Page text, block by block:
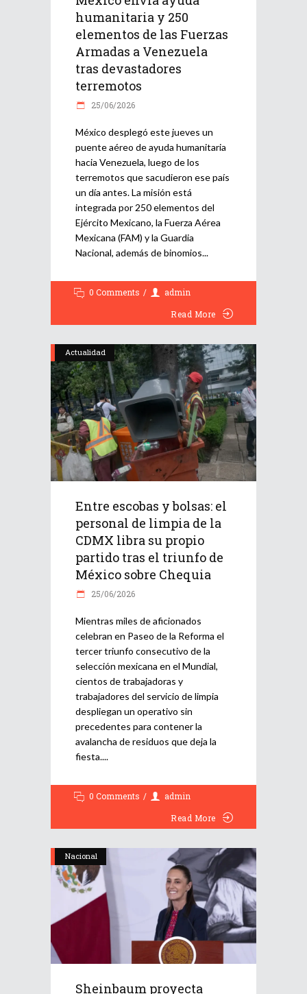
humanitaria y 250
elementos de las Fuerzas
Armadas a Venezuela
tras devastadores
terremotos
25/06/2026
México desplegó este jueves un
puente aéreo de ayuda humanitaria
hacia Venezuela, luego de los
terremotos que sacudieron ese país
un día antes. La misión está
integrada por 250 elementos del
Ejército Mexicano, la Fuerza Aérea
Mexicana (FAM) y la Guardia
Nacional, además de binomios
0 Comments
admin
Read More
Actualidad
Entre escobas y bolsas: el
personal de limpia de la
CDMX libra su propio
partido tras el triunfo de
México sobre Chequia
25/06/2026
Mientras miles de aficionados
celebran en Paseo de la Reforma el
tercer triunfo consecutivo de la
selección mexicana en el Mundial,
cientos de trabajadoras y
trabajadores del servicio de limpia
despliegan un operativo sin
precedentes para contener la
avalancha de residuos que deja la
fiesta.
0 Comments
admin
Read More
Nacional
Sheinbaum proyecta